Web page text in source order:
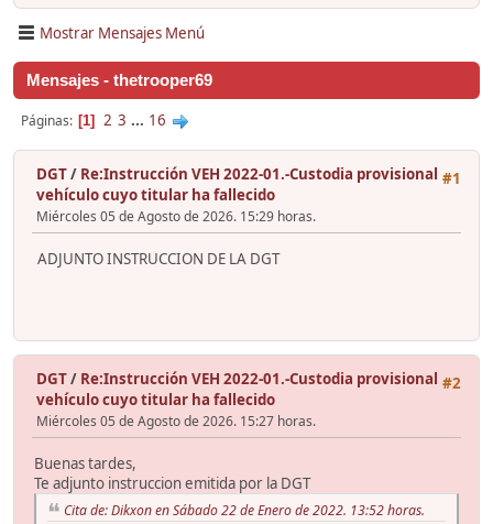
Mostrar Mensajes Menú
Mensajes - thetrooper69
Páginas 1 2 3 ... 16
#1
DGT/ Re:Instrucción VEH 2022-01.-Custodia provisional
vehículo cuyo titular ha fallecido
Miércoles 05 de Agosto de 2026. 15:29 horas.
ADJUNTO INSTRUCCION DE LA DGT
#2
DGT/ Re:Instrucción VEH 2022-01.-Custodia provisional
vehículo cuyo titular ha fallecido
Miércoles 05 de Agosto de 2026. 15:27 horas.
Buenas tardes,
Te adjunto instruccion emitida por la DGT
Cita de: Dikxon en Sábado 22 de Enero de 2022. 13:52 horas.